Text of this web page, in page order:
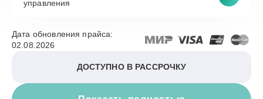
управления
Дата обновления прайса:
02.08.2026
ДОСТУПНО В РАССРОЧКУ